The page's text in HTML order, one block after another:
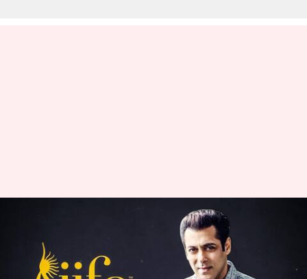
अबू धाबी में IIFA 2022 को होस्ट
करेंगे सलमान खान
चंद्रशेखर कुमार Dec 15, 2021